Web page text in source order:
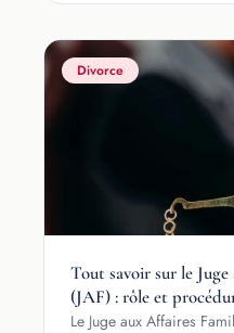
Divorce
Tout savoir sur le
(JAF) : rôle et
Le Juge aux Affaires